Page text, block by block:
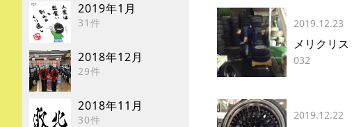
2019年1月
31件
2018年12月
29件
2018年11月
30件
2019.12.23
メリクリス
032
2019.12.22